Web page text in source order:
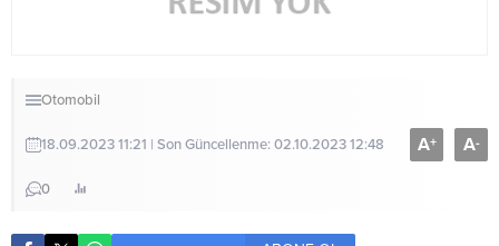
Otomobil
18.09.2023 11:21 | Son Güncellenme: 02.10.2023 12:48
0
A+ A-